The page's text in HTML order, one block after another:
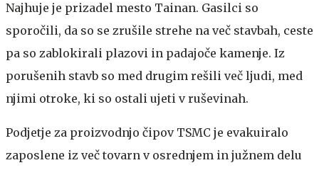
Najhuje je prizadel mesto Tainan. Gasilci so
sporočili, da so se zrušile strehe na več stavbah, ceste
pa so zablokirali plazovi in padajoče kamenje. Iz
porušenih stavb so med drugim rešili več ljudi, med
njimi otroke, ki so ostali ujeti v ruševinah.
Podjetje za proizvodnjo čipov TSMC je evakuiralo
zaposlene iz več tovarn v osrednjem in južnem delu